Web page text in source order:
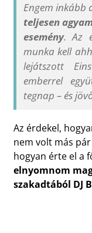
Engem inkább
teljesen
esemény. Az
munka kell
lejátszott
emberrel
tegnap – és
Az érdekel,
nem volt más
hogyan érte el a
elnyomnom
szakadtából DJ